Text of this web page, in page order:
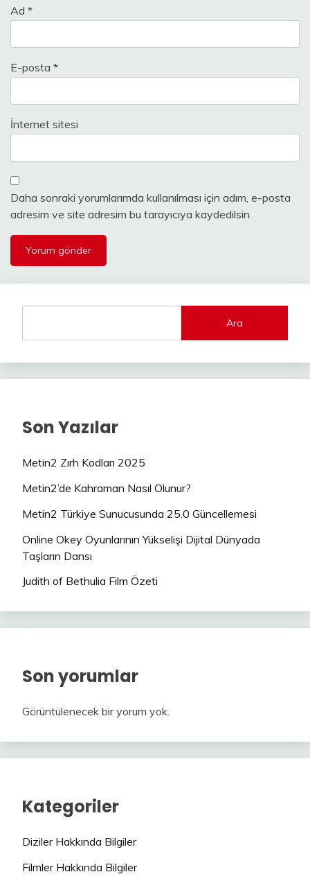
Ad *
E-posta *
İnternet sitesi
Daha sonraki yorumlarımda kullanılması için adım, e-posta
adresim ve site adresim bu tarayıcıya kaydedilsin.
Ara
Son Yazılar
Metin2 Zırh Kodları 2025
Metin2’de Kahraman Nasıl Olunur?
Metin2 Türkiye Sunucusunda 25.0 Güncellemesi
Online Okey Oyunlarının Yükselişi Dijital Dünyada
Taşların Dansı
Judith of Bethulia Film Özeti
Son yorumlar
Görüntülenecek bir yorum yok.
Kategoriler
Diziler Hakkında Bilgiler
Filmler Hakkında Bilgiler